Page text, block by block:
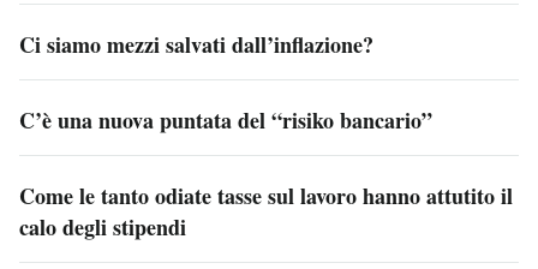
Ci siamo mezzi salvati dall’inflazione?
C’è una nuova puntata del “risiko bancario”
Come le tanto odiate tasse sul lavoro hanno attutito il
calo degli stipendi